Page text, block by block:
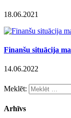
18.06.2021
Finanšu situācija
14.06.2022
Meklēt:
Arhīvs